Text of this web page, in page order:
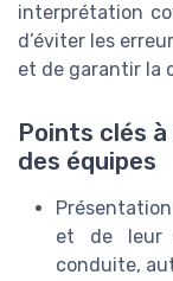
interprétation
d’éviter les
et de garantir la
Points clés
des équipes
et de leur
conduite,